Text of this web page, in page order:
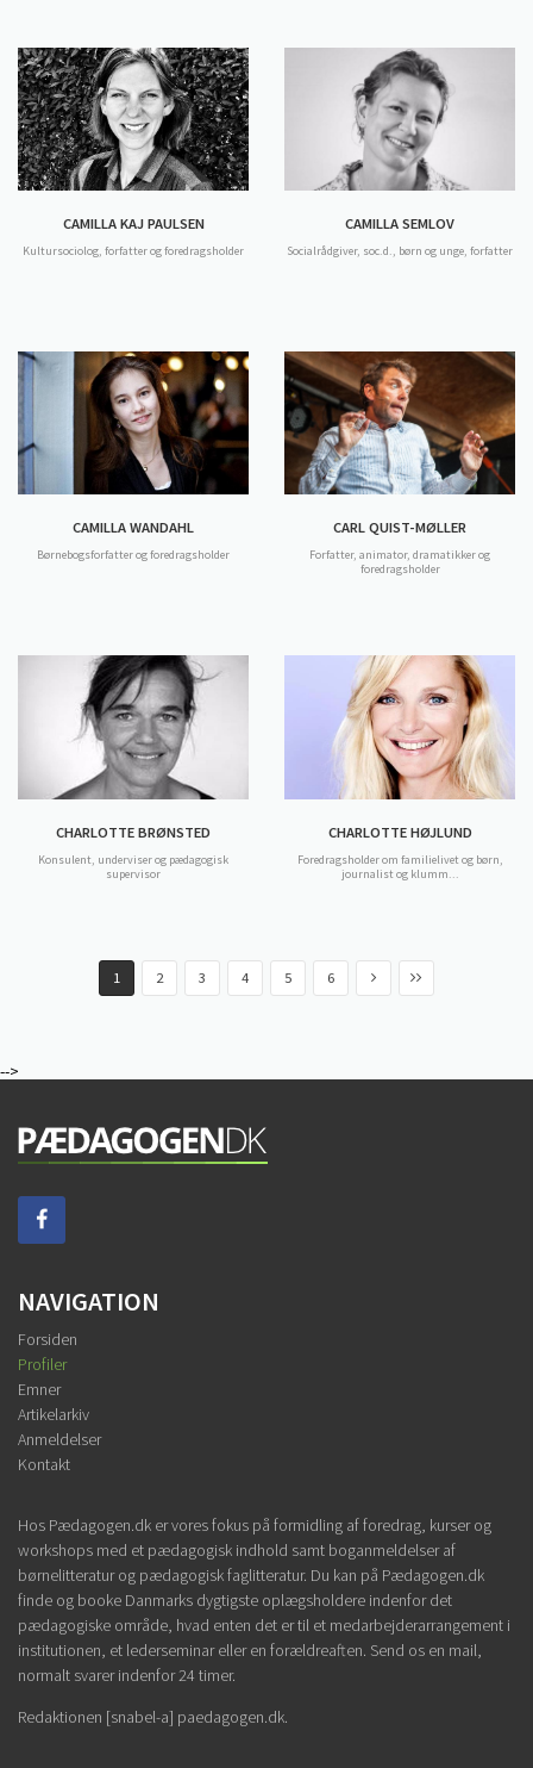
CAMILLA KAJ PAULSEN
Kultursociolog, forfatter og foredragsholder
CAMILLA SEMLOV
Socialrådgiver, soc.d., børn og unge, forfatter
CAMILLA WANDAHL
Børnebogsforfatter og foredragsholder
CARL QUIST-MØLLER
Forfatter, animator, dramatikker og
foredragsholder
CHARLOTTE BRØNSTED
Konsulent, underviser og pædagogisk
supervisor
CHARLOTTE HØJLUND
Foredragsholder om familielivet og børn,
journalist og klumm...
1 2 3 4 5 6
-->
NAVIGATION
Forsiden
Profiler
Emner
Artikelarkiv
Anmeldelser
Kontakt
Hos Pædagogen.dk er vores fokus på formidling af foredrag, kurser og
workshops med et pædagogisk indhold samt boganmeldelser af
børnelitteratur og pædagogisk faglitteratur. Du kan på Pædagogen.dk
finde og booke Danmarks dygtigste oplægsholdere indenfor det
pædagogiske område, hvad enten det er til et medarbejderarrangement i
institutionen, et lederseminar eller en forældreaften. Send os en mail,
normalt svarer indenfor 24 timer.
Redaktionen [snabel-a] paedagogen.dk.